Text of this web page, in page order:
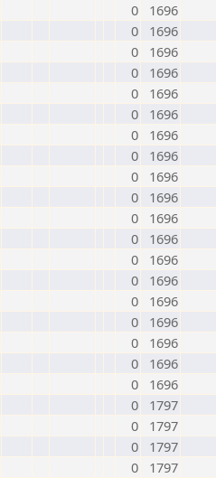
0
1696
0
1696
0
1696
0
1696
0
1696
0
1696
0
1696
0
1696
0
1696
0
1696
0
1696
0
1696
0
1696
0
1696
0
1696
0
1696
0
1696
0
1696
0
1696
0
1797
0
1797
0
1797
0
1797